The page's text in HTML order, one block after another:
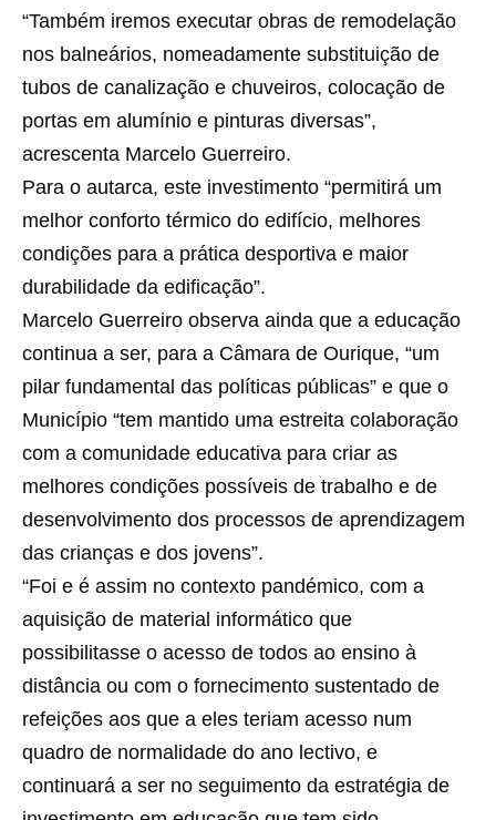
“Também iremos executar obras de remodelação
nos balneários, nomeadamente substituição de
tubos de canalização e chuveiros, colocação de
portas em alumínio e pinturas diversas”,
acrescenta Marcelo Guerreiro.
Para o autarca, este investimento “permitirá um
melhor conforto térmico do edifício, melhores
condições para a prática desportiva e maior
durabilidade da edificação”.
Marcelo Guerreiro observa ainda que a educação
continua a ser, para a Câmara de Ourique, “um
pilar fundamental das políticas públicas” e que o
Município “tem mantido uma estreita colaboração
com a comunidade educativa para criar as
melhores condições possíveis de trabalho e de
desenvolvimento dos processos de aprendizagem
das crianças e dos jovens”.
“Foi e é assim no contexto pandémico, com a
aquisição de material informático que
possibilitasse o acesso de todos ao ensino à
distância ou com o fornecimento sustentado de
refeições aos que a eles teriam acesso num
quadro de normalidade do ano lectivo, e
continuará a ser no seguimento da estratégia de